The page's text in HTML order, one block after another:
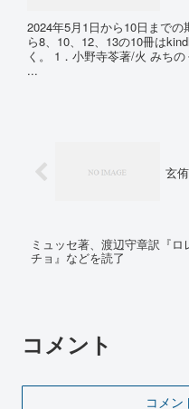
2024年5月1日から10日まで
ら8、10、12、13の10冊は
く。 1．小野寺苓著/火 みち
...
玄
ミュッセ著、渡辺守章訳『ロ
チョ』などを読了
コメント
コメン